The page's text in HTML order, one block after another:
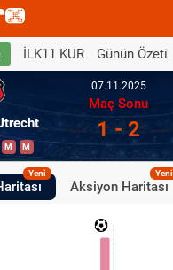
İLK11 KUR Günün Özeti
M M
07.11.2025
Maç Sonu
1 - 2
Yeni
Aksiyon Haritası
Yeni